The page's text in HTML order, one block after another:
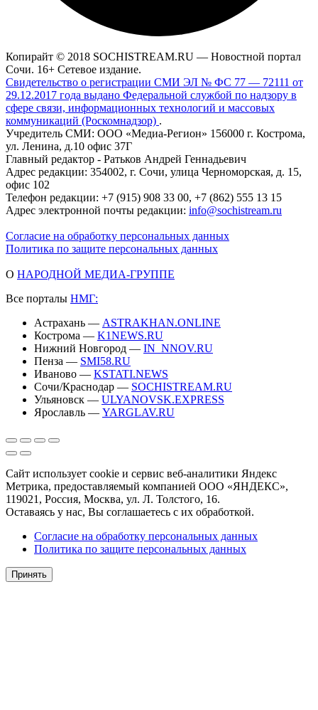
Копирайт © 2018 SOCHISTREAM.RU — Новостной портал
Сочи. 16+ Сетевое издание.
Свидетельство о регистрации СМИ ЭЛ № ФС 77 — 72111 от
29.12.2017 года выдано Федеральной службой по надзору в
сфере связи, информационных технологий и массовых
коммуникаций (Роскомнадзор) .
Учредитель СМИ: ООО «Медиа-Регион» 156000 г. Кострома,
ул. Ленина, д.10 офис 37Г
Главный редактор - Ратьков Андрей Геннадьевич
Адрес редакции: 354002, г. Сочи, улица Черноморская, д. 15,
офис 102
Телефон редакции: +7 (915) 908 33 00, +7 (862) 555 13 15
Адрес электронной почты редакции: info@sochistream.ru
Согласие на обработку персональных данных
Политика по защите персональных данных
О НАРОДНОЙ МЕДИА-ГРУППЕ
Все порталы НМГ:
Астрахань — ASTRAKHAN.ONLINE
Кострома — K1NEWS.RU
Нижний Новгород — IN_NNOV.RU
Пенза — SMI58.RU
Иваново — KSTATI.NEWS
Сочи/Краснодар — SOCHISTREAM.RU
Ульяновск — ULYANOVSK.EXPRESS
Ярославль — YARGLAV.RU
Сайт использует cookie и сервис веб-аналитики Яндекс
Метрика, предоставляемый компанией ООО «ЯНДЕКС»,
119021, Россия, Москва, ул. Л. Толстого, 16.
Оставаясь у нас, Вы соглашаетесь с их обработкой.
Согласие на обработку персональных данных
Политика по защите персональных данных
Принять